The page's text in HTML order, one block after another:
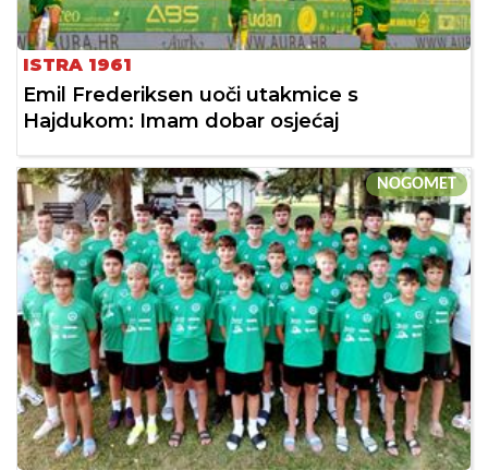
ISTRA 1961
Emil Frederiksen uoči utakmice s
Hajdukom: Imam dobar osjećaj
NOGOMET